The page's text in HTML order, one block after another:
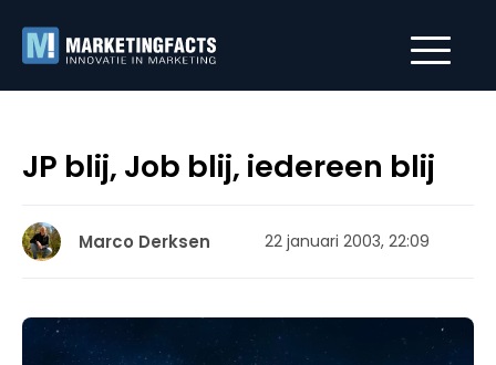
JP blij, Job blij, iedereen blij
Marco Derksen 22 januari 2003, 22:09